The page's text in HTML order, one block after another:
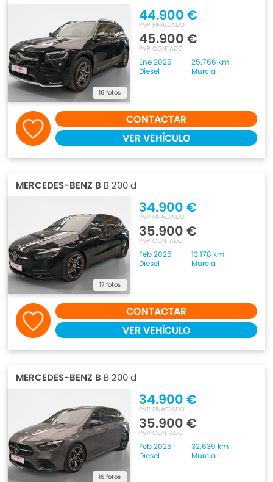
16 fotos
44.900 €
PVP FINACIADO
45.900 €
PVP CONTADO
Ene 2025
25.766 km
Diesel
Murcia
CONTACTAR
VER VEHÍCULO
MERCEDES-BENZ B B 200 d
17 fotos
34.900 €
PVP FINACIADO
35.900 €
PVP CONTADO
Feb 2025
13.178 km
Diesel
Murcia
CONTACTAR
VER VEHÍCULO
MERCEDES-BENZ B B 200 d
16 fotos
34.900 €
PVP FINACIADO
35.900 €
PVP CONTADO
Feb 2025
32.639 km
Diesel
Murcia